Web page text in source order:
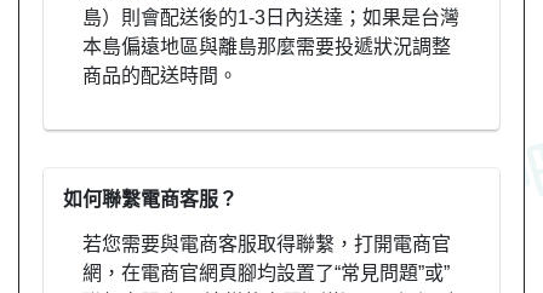
島）則會配送後的1-3日內送達；如果是台灣
本島偏遠地區與離島那麼需要投遞狀況調整
商品的配送時間。
如何聯繫電商客服？
若您需要與電商客服取得聯繫，打開電商官
網，在電商官網頁腳均設置了“常見問題”或”